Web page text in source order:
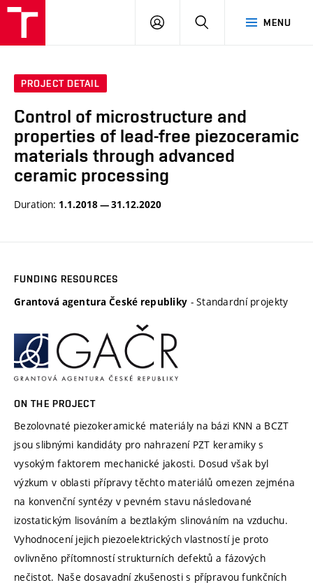
MENU
LOG
SEARCH
PROJECT DETAIL
Control of microstructure and
properties of lead-free piezoceramic
materials through advanced
ceramic processing
Duration: 1.1.2018 — 31.12.2020
FUNDING RESOURCES
Grantová agentura České republiky - Standardní projekty
ON THE PROJECT
Bezolovnaté piezokeramické materiály na bázi KNN a BCZT
jsou slibnými kandidáty pro nahrazení PZT keramiky s
vysokým faktorem mechanické jakosti. Dosud však byl
výzkum v oblasti přípravy těchto materiálů omezen zejména
na konvenční syntézy v pevném stavu následované
izostatickým lisováním a beztlakým slinováním na vzduchu.
Vyhodnocení jejich piezoelektrických vlastností je proto
ovlivněno přítomností strukturních defektů a fázových
nečistot. Naše dosavadní zkušenosti s přípravou funkčních